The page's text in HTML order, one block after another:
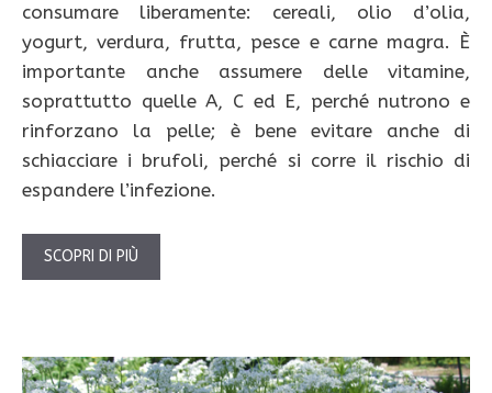
consumare liberamente: cereali, olio d’olia,
yogurt, verdura, frutta, pesce e carne magra. È
importante anche assumere delle vitamine,
soprattutto quelle A, C ed E, perché nutrono e
rinforzano la pelle; è bene evitare anche di
schiacciare i brufoli, perché si corre il rischio di
espandere l’infezione.
SCOPRI DI PIÙ